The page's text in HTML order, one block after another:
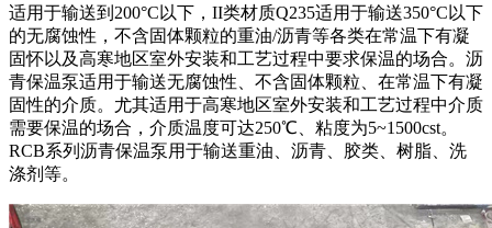
适用于输送到200°C以下，II类材质Q235适用于输送350°C以下
的无腐蚀性，不含固体颗粒的重油/沥青等各类在常温下有凝
固怀以及高寒地区室外安装和工艺过程中要求保温的场合。沥
青保温泵适用于输送无腐蚀性、不含固体颗粒、在常温下有凝
固性的介质。尤其适用于高寒地区室外安装和工艺过程中介质
需要保温的场合，介质温度可达250℃、粘度为5~1500cst。
RCB系列沥青保温泵用于输送重油、沥青、胶类、树脂、洗
涤剂等。